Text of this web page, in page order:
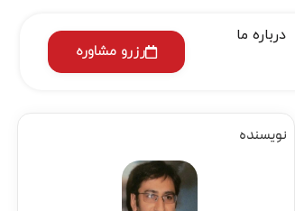
درباره ما
رزرو مشاوره
نویسنده